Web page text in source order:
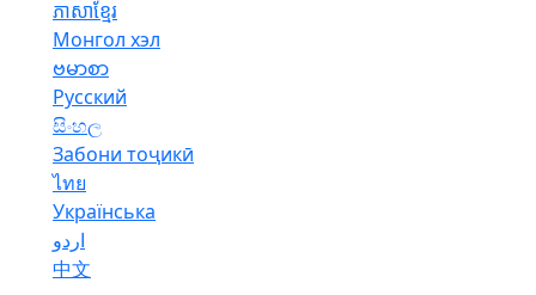
ភាសាខ្មែរ
Монгол хэл
ဗမာစာ
Русский
සිංහල
Забони тоҷикӣ
ไทย
Українська
اردو
中文